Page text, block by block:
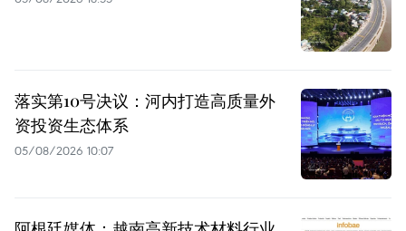
落实第10号决议：河内打造高质量外
资投资生态体系
05/08/2026 10:07